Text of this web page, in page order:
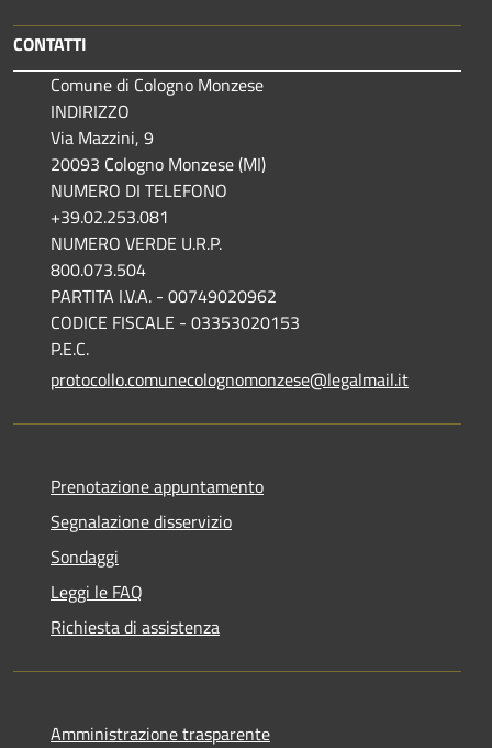
CONTATTI
Comune di Cologno Monzese
INDIRIZZO
Via Mazzini, 9
20093 Cologno Monzese (MI)
NUMERO DI TELEFONO
+39.02.253.081
NUMERO VERDE U.R.P.
800.073.504
PARTITA I.V.A. - 00749020962
CODICE FISCALE - 03353020153
P.E.C.
protocollo.comunecolognomonzese@legalmail.it
Prenotazione appuntamento
Segnalazione disservizio
Sondaggi
Leggi le FAQ
Richiesta di assistenza
Amministrazione trasparente